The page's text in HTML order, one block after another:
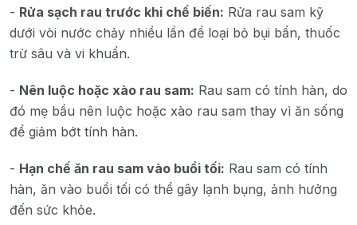
- Rửa sạch rau trước khi chế biến: Rửa rau sam kỹ
dưới vòi nước chảy nhiều lần để loại bỏ bụi bẩn, thuốc
trừ sâu và vi khuẩn.
- Nên luộc hoặc xào rau sam: Rau sam có tính hàn, do
đó mẹ bầu nên luộc hoặc xào rau sam thay vì ăn sống
để giảm bớt tính hàn.
- Hạn chế ăn rau sam vào buổi tối: Rau sam có tính
hàn, ăn vào buổi tối có thể gây lạnh bụng, ảnh hưởng
đến sức khỏe.